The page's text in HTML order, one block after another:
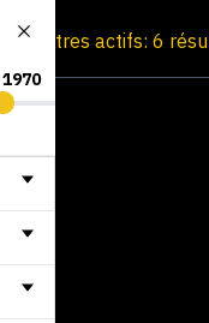
Filtres actifs: 6